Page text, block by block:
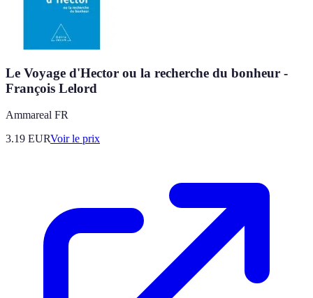
Le Voyage d'Hector ou la recherche du bonheur -
François Lelord
Ammareal FR
3.19 EURVoir le prix